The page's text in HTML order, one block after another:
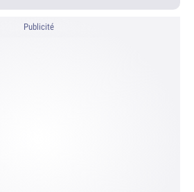
Publicité